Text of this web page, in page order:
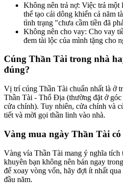
Không nên trả nợ: Việc trả một
thể tạo cái dông khiến cả năm
tình trạng "chưa cầm tiền đã
Không nên cho vay: Cho vay
đem tài lộc của mình tặng cho
Cúng Thần Tài trong nhà
đúng?
Vị trí cúng Thần Tài chuẩn nhất là ở
Thần Tài - Thổ Địa (thường đặt ở góc
cửa chính). Tuy nhiên, cửa chính và
tiết và mời gọi thần linh vào nhà.
Vàng mua ngày Thần Tài
Vàng vía Thần Tài mang ý nghĩa tích
khuyên bạn không nên bán ngay
để xoay vòng vốn, hãy đợi ít nhất
đầu năm.